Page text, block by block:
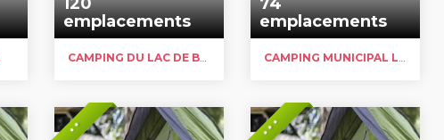
emplacements
CAMPING DU LAC DE BOURNAZEL
emplacements
CAMPING MUNICIPAL LA RIVIÈRE
* * * * *